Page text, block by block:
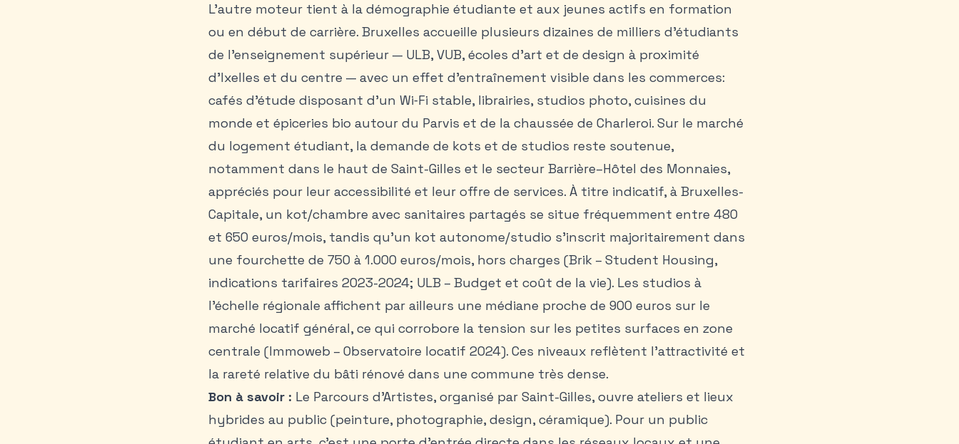
L’autre moteur tient à la démographie étudiante et aux jeunes actifs en formation
ou en début de carrière. Bruxelles accueille plusieurs dizaines de milliers d’étudiants
de l’enseignement supérieur — ULB, VUB, écoles d’art et de design à proximité
d’Ixelles et du centre — avec un effet d’entraînement visible dans les commerces:
cafés d’étude disposant d’un Wi‑Fi stable, librairies, studios photo, cuisines du
monde et épiceries bio autour du Parvis et de la chaussée de Charleroi. Sur le marché
du logement étudiant, la demande de kots et de studios reste soutenue,
notamment dans le haut de Saint-Gilles et le secteur Barrière–Hôtel des Monnaies,
appréciés pour leur accessibilité et leur offre de services. À titre indicatif, à Bruxelles-
Capitale, un kot/chambre avec sanitaires partagés se situe fréquemment entre 480
et 650 euros/mois, tandis qu’un kot autonome/studio s’inscrit majoritairement dans
une fourchette de 750 à 1.000 euros/mois, hors charges (Brik – Student Housing,
indications tarifaires 2023-2024; ULB – Budget et coût de la vie). Les studios à
l’échelle régionale affichent par ailleurs une médiane proche de 900 euros sur le
marché locatif général, ce qui corrobore la tension sur les petites surfaces en zone
centrale (Immoweb – Observatoire locatif 2024). Ces niveaux reflètent l’attractivité et
la rareté relative du bâti rénové dans une commune très dense.
Bon à savoir : Le Parcours d’Artistes, organisé par Saint-Gilles, ouvre ateliers et lieux
hybrides au public (peinture, photographie, design, céramique). Pour un public